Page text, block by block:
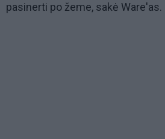
pasinerti po žeme, sakė Ware'as.